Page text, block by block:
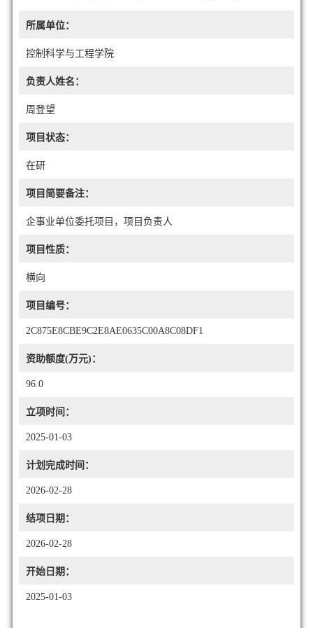
所属单位：
控制科学与工程学院
负责人姓名：
周登望
项目状态：
在研
项目简要备注：
企事业单位委托项目，项目负责人
项目性质：
横向
项目编号：
2C875E8CBE9C2E8AE0635C00A8C08DF1
资助额度(万元)：
96.0
立项时间：
2025-01-03
计划完成时间：
2026-02-28
结项日期：
2026-02-28
开始日期：
2025-01-03